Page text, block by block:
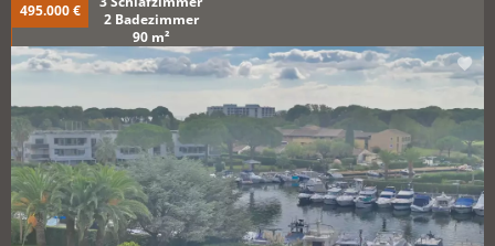
oder Garage. Pool, Tennis,
Hausmeister.
495.000 €
2 Badezimmer
90 m²